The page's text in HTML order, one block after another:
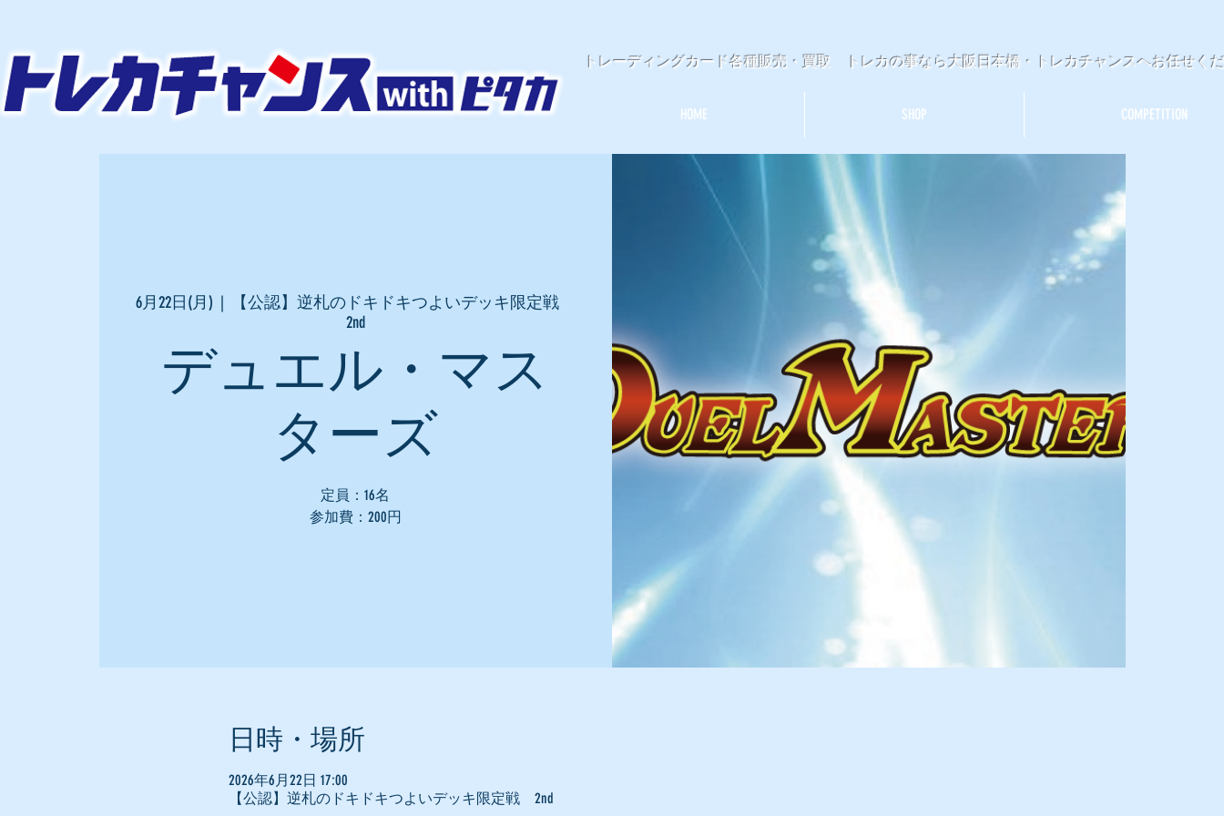
トレーディングカード各種販売・買取 トレカの事なら大阪日本橋・トレカチャンスへお任せく
HOME SHOP COMPETITION
6月22日(月)
  |
【公認】逆札のドキドキつよいデッキ限定戦
2nd
デュエル・マス
ターズ
定員：16名
参加費：200円
日時・場所
2026年6月22日 17:00
【公認】逆札のドキドキつよいデッキ限定戦 2nd